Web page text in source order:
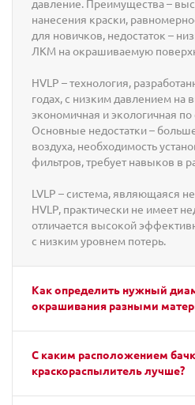
давление. Преимущества –
нанесения краски,
для новичков, недостаток –
ЛКМ на окрашиваемую
HVLP – технология,
годах, с низким давлением на
экономичная и экологичная
Основные недостатки –
воздуха, необходимость
фильтров, требует навыков в
LVLP – система, являющаяся
HVLP, практически не имеет
отличается высокой
с низким уровнем потерь.
Как определить нужный
окрашивания разными
С каким расположением
краскораспылитель лучше?